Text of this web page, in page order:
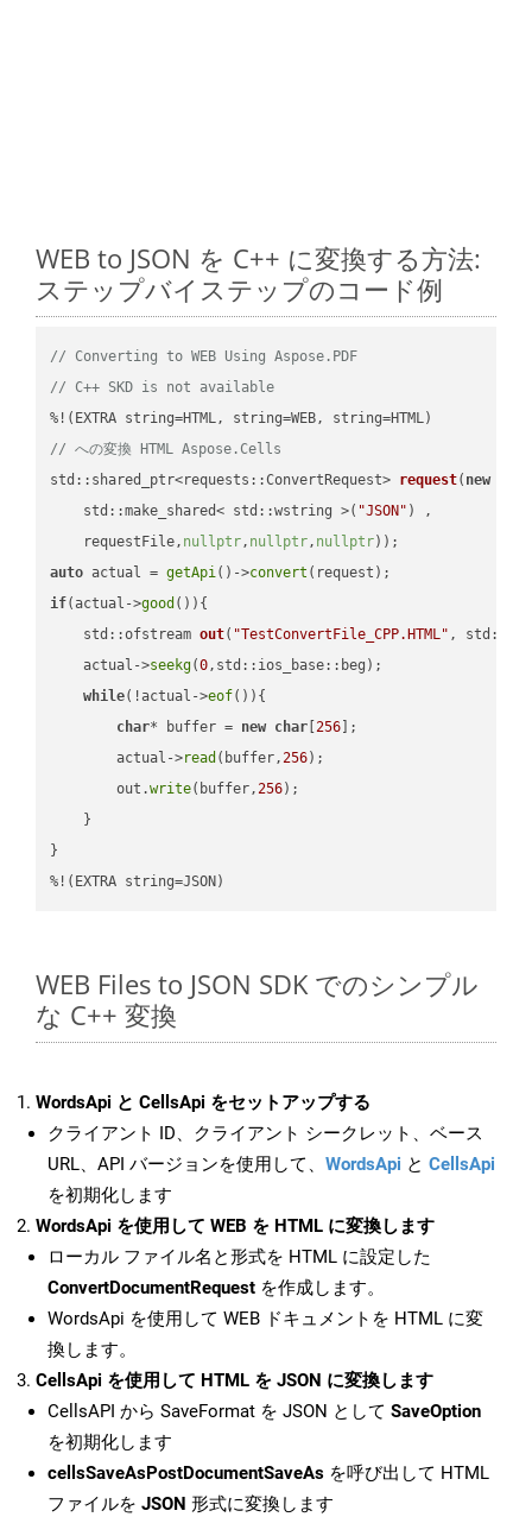
WEB to JSON を C++ に変換する方法:
ステップバイステップのコード例
// Converting to WEB Using Aspose.PDF
// C++ SKD is not available
// への変換 HTML Aspose.Cells
std::shared_ptr<requests::ConvertRequest> request( new
    std::make_shared< std::wstring >(
"JSON" ) ,
    requestFile,
nullptr, nullptr, nullptr))
auto actual = getApi()->convert
if(actual->good ()){
std::ofstream out( "TestConvertFile_CPP.HTML" ,
    actual->
seekg(0,std::ios_base::beg);
while(!actual->eof()){
char* buffer = new char [256 ];
        actual->
read (buffer,256);
        out.
write(buffer,256);
    }
}
%!(EXTRA string=JSON)
WEB Files to JSON SDK でのシンプル
な C++ 変換
WordsApi と CellsApi をセットアップする
クライアント ID、クライアント シークレット、ベース
URL、API バージョンを使用して、 WordsApi と CellsApi
を初期化します
WordsApi を使用して WEB を HTML に変換します
ローカル ファイル名と形式を HTML に設定した
ConvertDocumentRequest を作成します。
WordsApi を使用して WEB ドキュメントを HTML に変
換します。
CellsApi を使用して HTML を JSON に変換します
CellsAPI から SaveFormat を JSON として SaveOption
を初期化します
cellsSaveAsPostDocumentSaveAs を呼び出して HTML
ファイルを JSON 形式に変換します